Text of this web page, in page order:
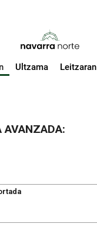
Ultzama Leitzaran
AVANZADA: